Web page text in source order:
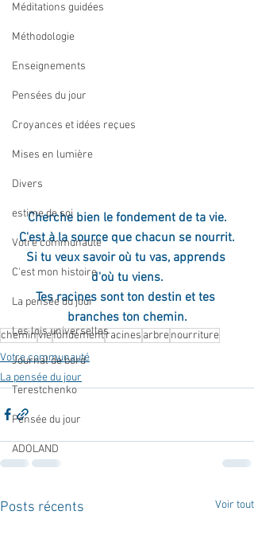
Méditations guidées
Méthodologie
Enseignements
Pensées du jour
Croyances et idées reçues
Mises en lumière
Divers
estime de soi
Votre communauté
C'est mon histoire
La pensée du jour
Les lois universelles
Journal de bord
Terestchenko
Pensée du jour
ADOLAND
Cherche bien le fondement de ta vie.
C'est à la source que chacun se nourrit.
Si tu veux savoir où tu vas, apprends
d'où tu viens.
Tes racines sont ton destin et tes
branches ton chemin.
cheminviefondementracines arbrenourriture
Votre communauté
La pensée du jour
Posts récents Voir tout